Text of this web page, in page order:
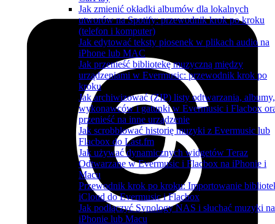
Jak zmienić okładki albumów dla lokalnych
utworów na Spotify: przewodnik krok po kroku
(telefon i komputer)
Jak edytować teksty piosenek w plikach audio na
iPhone lub MAC
Jak przenieść bibliotekę muzyczną między
urządzeniami w Evermusic: przewodnik krok po
kroku
Jak archiwizować (ZIP) listy odtwarzania, albumy,
wykonawców i gatunki w Evermusic i Flacbox
przenieść na inne urządzenie
Jak scrobblować historię muzyki z Evermusic lub
Flacbox do Last.fm
Jak używać dynamicznych widgetów Teraz
Odtwarzane w Evermusic i Flacbox na iPhonie i
Macu
Przewodnik krok po kroku: Importowanie
iCloud do Evermusic i Flacbox
Jak podłączyć Synology NAS i słuchać muzyki na
iPhonie lub Macu